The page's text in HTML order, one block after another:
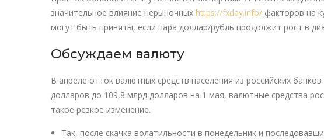
значительное влияние нерыночных https://fxday.info/ факторов на
могут быть приняты, если пара доллар/рубль продолжит рост в
Обсуждаем валюту
В апреле отток валютных средств населения из российских
долларов до 109,8 млрд долларов на 1 мая, валютные средства
такое резкое изменение.
Так, после скачка волатильности в понедельник и